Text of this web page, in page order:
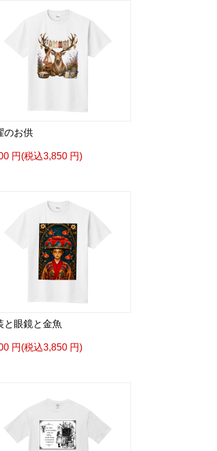
のお供
円(税込3,850 円)
と眼鏡と金魚
円(税込3,850 円)